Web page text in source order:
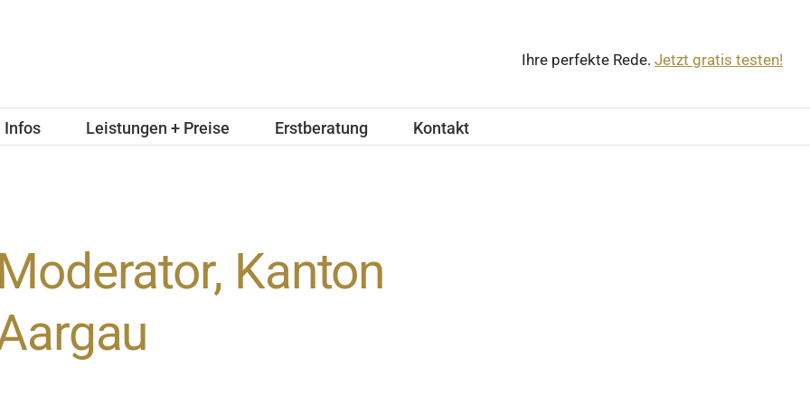
Ihre perfekte Rede. Jetzt gratis testen!
Infos Leistungen + Preise Erstberatung Kontakt
Moderator, Kanton